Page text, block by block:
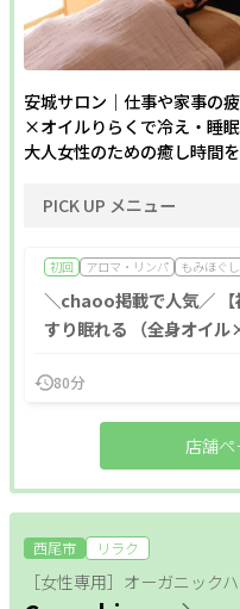
安城サロン｜仕事や家事の
×オイルりらくで冷え・睡
大人女性のための癒し時間を
PICK UP メニュー
初回 アロマ・リンパ もみほぐし
＼chaoo掲載で人気／ 【
すり眠れる （全身オイル
80分
店舗ペ
西尾市 リラク
［女性専用］オーガニック
メンズにおすすめ
ペア施
モニター
女性スタッフのみ
メンズ専門
24時間営業
体験あり
1対1 少人
1day
オンライン
フリーワード